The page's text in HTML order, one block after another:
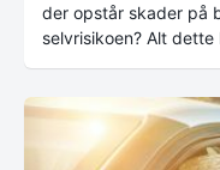
der opstår skader på
selvrisikoen? Alt